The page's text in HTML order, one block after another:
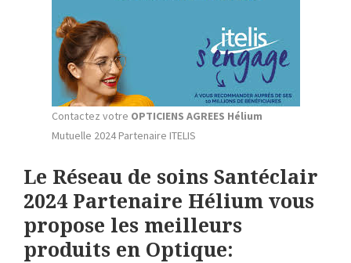
Contactez votre OPTICIENS AGREES Hélium
Mutuelle 2024 Partenaire ITELIS
Le Réseau de soins Santéclair
2024 Partenaire Hélium vous
propose les meilleurs
produits en Optique: